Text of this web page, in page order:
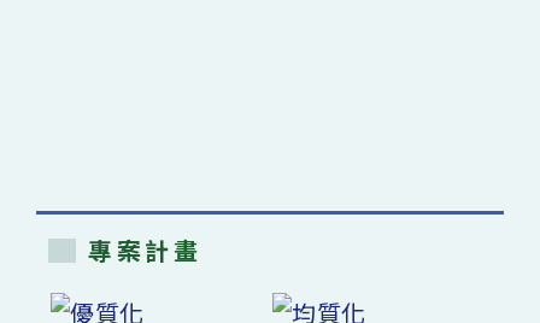
專案計畫